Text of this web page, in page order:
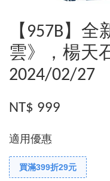
【957B】
雲》，楊天
2024/02/27
NT$ 999
適用優惠
買滿399折29元